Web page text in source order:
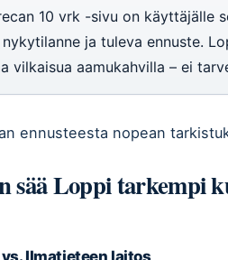
10 vrk -sivu on käyttäjälle
ja tuleva ennuste.
vilkaisua aamukahvilla – ei
ennusteesta nopean
sää Loppi tarkempi
Ilmatieteen laitos